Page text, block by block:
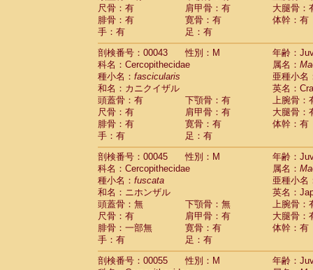
CercopithecidaePapio
CercopithecidaeMandrillus
CercopithecidaeMandrillus sphinx
CercopithecidaeTheropithecus
CercopithecidaeMacaca arctoides(1)
Cercopithecidae Macaca assamensis
Cercopithecidae
Macaca
CercopithecidaeMacaca cyclopis (6)
CercopithecidaeMacaca fascicularis
CercopithecidaeMacaca fuscaca
CercopithecidaeMacaca fuscata
CercopithecidaeMacaca fuscata
CercopithecidaeMacaca maura(1)
Cercopithecidae Macaca mulatta(47)
Cercopithecidae Macaca nemestrina(3)
Cercopithecidae Macaca nigra(1)
CercopithecidaeMacaca radiata(8)
CercopithecidaeMacaca silenus(1)
CercopithecidaeMacaca sinica (0)
CercopithecidaeMacaca sylvanus
CercopithecidaeMacaca thibetana (0)
尺骨：有
肩甲骨：有
大腿骨：
腓骨：有
寛骨：有
体幹：有
手：有
足：有
剖検番号：00043
性別：M
年齢：
科名：Cercopithecidae
属名：
種小名： fascicularis
亜種小名
和名：カニクイザル
英名：
頭蓋骨：有
下顎骨：有
上腕骨：
尺骨：有
肩甲骨：有
大腿骨：
腓骨：有
寛骨：有
体幹：有
手：有
足：有
剖検番号：00045
性別：M
年齢：
科名：Cercopithecidae
属名：
種小名： fuscata
亜種小名
和名：ニホンザル
英名：
頭蓋骨：無
下顎骨：無
上腕骨：
尺骨：有
肩甲骨：有
大腿骨：
腓骨：一部無
寛骨：有
体幹：有
手：有
足：有
剖検番号：00055
性別：M
年齢：